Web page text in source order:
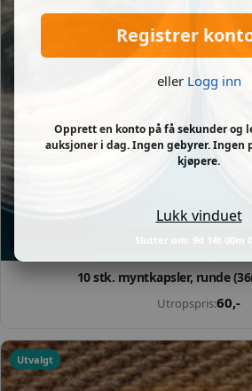
Slutter om: 9d 14t 00m
10 stk. myntkapsler, runde
Utropspris:60,-
Utvalgt
Registrer
eller Logg inn
Opprett en konto på få sekunder og
auksjoner i dag. Ingen gebyrer. Ingen
kjøpere.
Lukk vinduet